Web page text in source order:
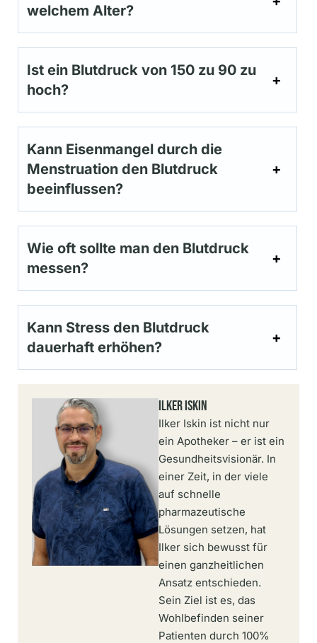
welchem Alter?
Ist ein Blutdruck von 150 zu 90 zu
hoch?
Kann Eisenmangel durch die
Menstruation den Blutdruck
beeinflussen?
Wie oft sollte man den Blutdruck
messen?
Kann Stress den Blutdruck
dauerhaft erhöhen?
Ilker Iskin
Ilker Iskin ist nicht nur
ein Apotheker – er ist ein
Gesundheitsvisionär. In
einer Zeit, in der viele
auf schnelle
pharmazeutische
Lösungen setzen, hat
Ilker sich bewusst für
einen ganzheitlichen
Ansatz entschieden.
Sein Ziel ist es, das
Wohlbefinden seiner
Patienten durch 100%